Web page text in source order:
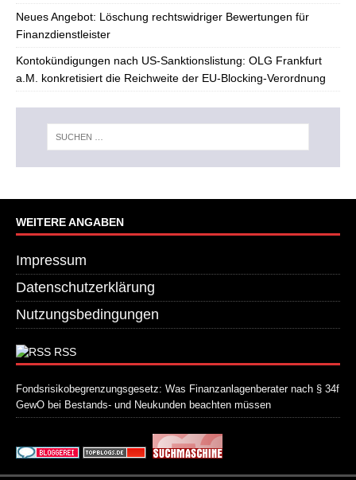
Neues Angebot: Löschung rechtswidriger Bewertungen für
Finanzdienstleister
Kontokündigungen nach US-Sanktionslistung: OLG Frankfurt
a.M. konkretisiert die Reichweite der EU-Blocking-Verordnung
WEITERE ANGABEN
Impressum
Datenschutzerklärung
Nutzungsbedingungen
RSS
Fondsrisikobegrenzungsgesetz: Was Finanzanlagenberater nach § 34f
GewO bei Bestands- und Neukunden beachten müssen